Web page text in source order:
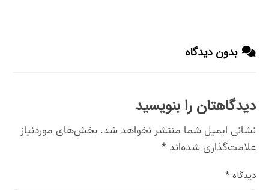
بدون دیدگاه
دیدگاهتان را بنویسید
نشانی ایمیل شما منتشر نخواهد شد. بخش‌های موردنیاز
علامت‌گذاری شده‌اند*
دیدگاه*